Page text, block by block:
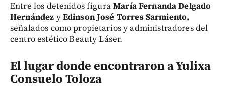
Entre los detenidos figuraMaría Fernanda Delgado
Hernández yEdinson José Torres Sarmiento,
señalados como propietarios y administradores del
centro estético Beauty Láser.
El lugar donde encontraron a Yulixa
Consuelo Toloza